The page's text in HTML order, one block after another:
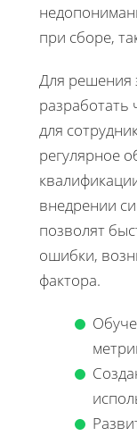
при сборе,
Для решения
разработать
для
регулярное
внедрении
позволят
ошибки,
фактора.